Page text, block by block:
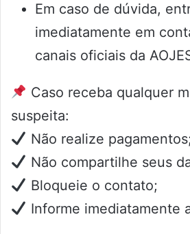
Em caso de dúvida,
imediatamente em
canais oficiais da
Caso receba qualquer
suspeita:
Não realize
Não compartilhe seus
Bloqueie o contato;
Informe imediatamente